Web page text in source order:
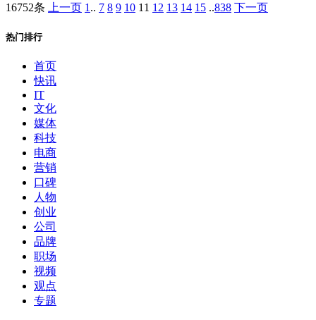
16752条 上一页 1 .. 7 8 9 10 11 12 13 14 15 ..838 下一页
热门排行
首页
快讯
IT
文化
媒体
科技
电商
营销
口碑
人物
创业
公司
品牌
职场
视频
观点
专题